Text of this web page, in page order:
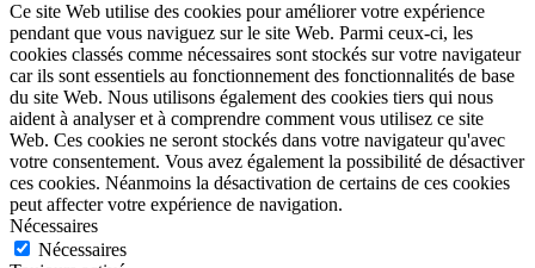
Ce site Web utilise des cookies pour améliorer votre expérience
pendant que vous naviguez sur le site Web. Parmi ceux-ci, les
cookies classés comme nécessaires sont stockés sur votre navigateur
car ils sont essentiels au fonctionnement des fonctionnalités de base
du site Web. Nous utilisons également des cookies tiers qui nous
aident à analyser et à comprendre comment vous utilisez ce site
Web. Ces cookies ne seront stockés dans votre navigateur qu'avec
votre consentement. Vous avez également la possibilité de désactiver
ces cookies. Néanmoins la désactivation de certains de ces cookies
peut affecter votre expérience de navigation.
Nécessaires
Nécessaires